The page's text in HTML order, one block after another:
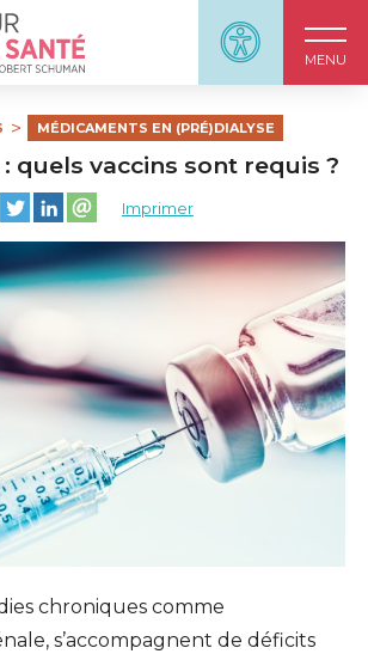
Panneau
MENU
de ma santé, by HôpitauxRobert
MÉDICAMENTS EN (PRÉ)DIALYSE
quels vaccins sont requis ?
cette page sur Facebook
Partager cette page sur Twitter
Partager cette page sur LinkedIn
Partager cette page sur email
Imprimer
chroniques comme
s’accompagnent de déficits